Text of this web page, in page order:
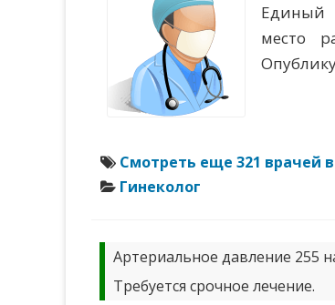
Единый
место
Смотреть еще 321 врачей
Гинеколог
Артериальное давление 255
Требуется срочное лечение.